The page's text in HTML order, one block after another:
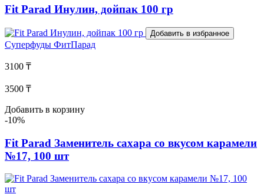
Fit Parad Инулин, дойпак 100 гр
Добавить в избранное
Суперфуды ФитПарад
3100 ₸
3500 ₸
Добавить в корзину
-10%
Fit Parad Заменитель сахара со вкусом карамели
№17, 100 шт